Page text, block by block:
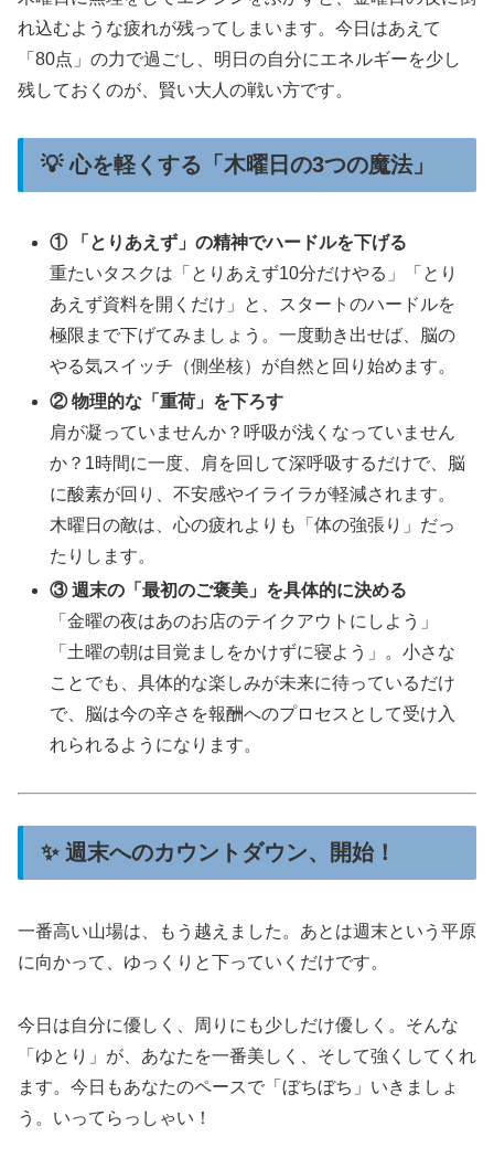
れ込むような疲れが残ってしまいます。今日はあえて
「80点」の力で過ごし、明日の自分にエネルギーを少し
残しておくのが、賢い大人の戦い方です。
💡 心を軽くする「木曜日の3つの魔法」
① 「とりあえず」の精神でハードルを下げる
重たいタスクは「とりあえず10分だけやる」「とり
あえず資料を開くだけ」と、スタートのハードルを
極限まで下げてみましょう。一度動き出せば、脳の
やる気スイッチ（側坐核）が自然と回り始めます。
② 物理的な「重荷」を下ろす
肩が凝っていませんか？呼吸が浅くなっていません
か？1時間に一度、肩を回して深呼吸するだけで、脳
に酸素が回り、不安感やイライラが軽減されます。
木曜日の敵は、心の疲れよりも「体の強張り」だっ
たりします。
③ 週末の「最初のご褒美」を具体的に決める
「金曜の夜はあのお店のテイクアウトにしよう」
「土曜の朝は目覚ましをかけずに寝よう」。小さな
ことでも、具体的な楽しみが未来に待っているだけ
で、脳は今の辛さを報酬へのプロセスとして受け入
れられるようになります。
✨ 週末へのカウントダウン、開始！
一番高い山場は、もう越えました。あとは週末という平原
に向かって、ゆっくりと下っていくだけです。
今日は自分に優しく、周りにも少しだけ優しく。そんな
「ゆとり」が、あなたを一番美しく、そして強くしてくれ
ます。今日もあなたのペースで「ぼちぼち」いきましょ
う。いってらっしゃい！